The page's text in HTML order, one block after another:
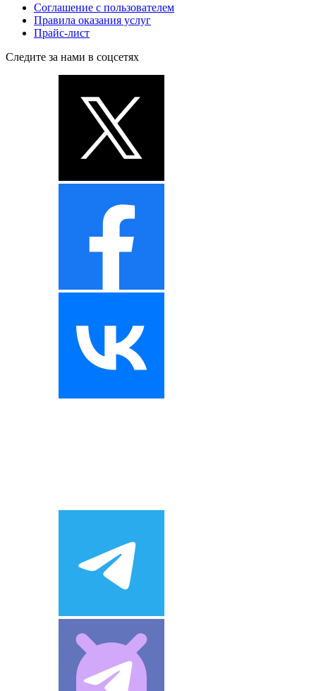
Соглашение с пользователем
Правила оказания услуг
Прайс-лист
Следите за нами в соцсетях